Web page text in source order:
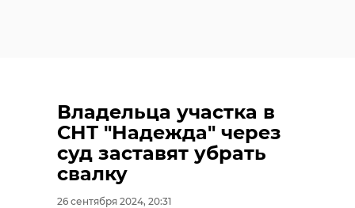
Владельца участка в
СНТ "Надежда" через
суд заставят убрать
свалку
26 сентября 2024, 20:31